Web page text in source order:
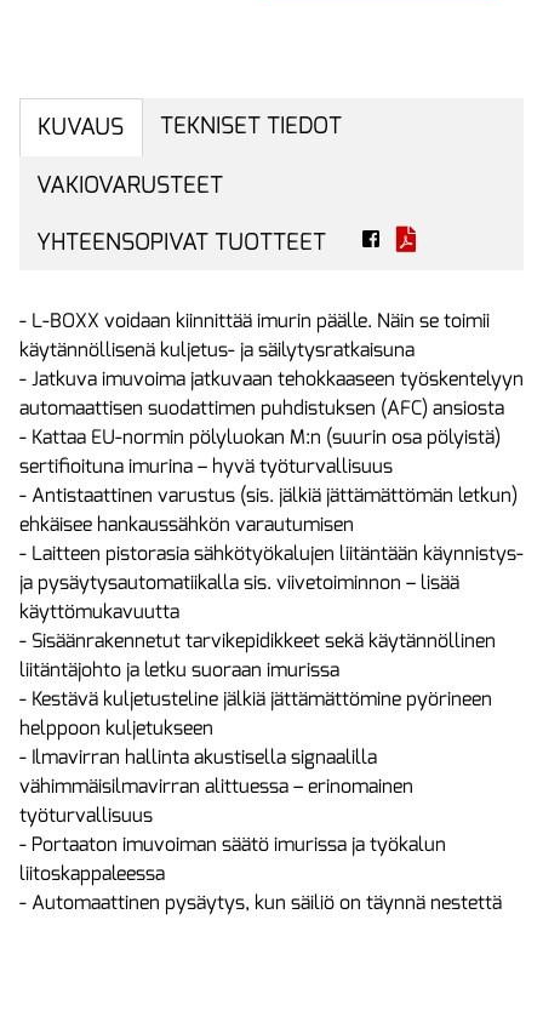
KUVAUS
TEKNISET TIEDOT
VAKIOVARUSTEET
YHTEENSOPIVAT TUOTTEET
- L-BOXX voidaan kiinnittää imurin päälle. Näin se toimii
käytännöllisenä kuljetus- ja säilytysratkaisuna
- Jatkuva imuvoima jatkuvaan tehokkaaseen työskentelyyn
automaattisen suodattimen puhdistuksen (AFC) ansiosta
- Kattaa EU-normin pölyluokan M:n (suurin osa pölyistä)
sertifioituna imurina – hyvä työturvallisuus
- Antistaattinen varustus (sis. jälkiä jättämättömän letkun)
ehkäisee hankaussähkön varautumisen
- Laitteen pistorasia sähkötyökalujen liitäntään käynnistys-
ja pysäytysautomatiikalla sis. viivetoiminnon – lisää
käyttömukavuutta
- Sisäänrakennetut tarvikepidikkeet sekä käytännöllinen
liitäntäjohto ja letku suoraan imurissa
- Kestävä kuljetusteline jälkiä jättämättömine pyörineen
helppoon kuljetukseen
- Ilmavirran hallinta akustisella signaalilla
vähimmäisilmavirran alittuessa – erinomainen
työturvallisuus
- Portaaton imuvoiman säätö imurissa ja työkalun
liitoskappaleessa
- Automaattinen pysäytys, kun säiliö on täynnä nestettä